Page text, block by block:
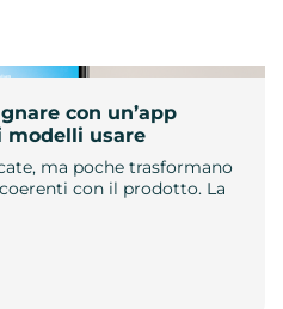
con un’app
modelli usare
ma poche trasformano
con il prodotto. La